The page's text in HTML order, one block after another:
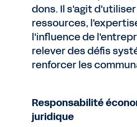
dons. Il s'agit
ressources,
l'influence de
relever des défis
renforcer les
Responsabilité
juridique